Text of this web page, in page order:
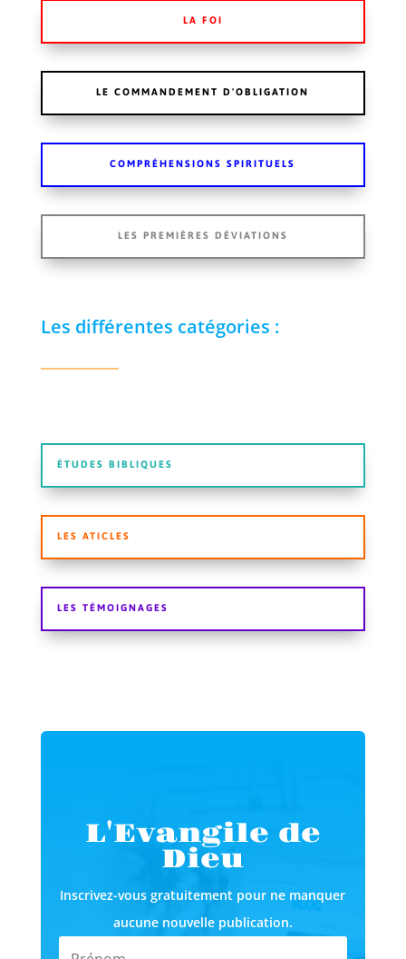
LA FOI
LE COMMANDEMENT D'OBLIGATION
COMPRÉHENSIONS SPIRITUELS
LES PREMIÈRES DÉVIATIONS
Les différentes catégories :
ÉTUDES BIBLIQUES
LES ATICLES
LES TÉMOIGNAGES
L'Evangile de
Dieu
Inscrivez-vous gratuitement pour ne manquer
aucune nouvelle publication.